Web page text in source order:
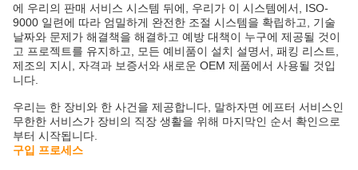
에 우리의 판매 서비스 시스템 뒤에, 우리가 이 시스템에서, ISO-
9000 일련에 따라 엄밀하게 완전한 조절 시스템을 확립하고, 기술
날짜와 문제가 해결책을 해결하고 예방 대책이 누구에 제공될 것이
고 프로젝트를 유지하고, 모든 예비품이 설치 설명서, 패킹 리스트,
제조의 지시, 자격과 보증서와 새로운 OEM 제품에서 사용될 것입
니다.
우리는 한 장비와 한 사건을 제공합니다, 말하자면 에프터 서비스인
무한한 서비스가 장비의 직장 생활을 위해 마지막인 순서 확인으로
부터 시작됩니다.
구입 프로세스